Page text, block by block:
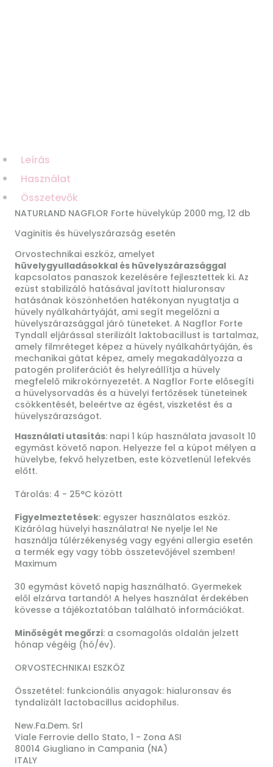
Leírás
Használat
Összetevők
NATURLAND NAGFLOR Forte hüvelykúp 2000 mg, 12 db
Vaginitis és hüvelyszárazság esetén
Orvostechnikai eszköz, amelyet
hüvelygyulladásokkal és hüvelyszárazsággal
kapcsolatos panaszok kezelésére fejlesztettek ki. Az
ezüst stabilizáló hatásával javított hialuronsav
hatásának köszönhetően hatékonyan nyugtatja a
hüvely nyálkahártyáját, ami segít megelőzni a
hüvelyszárazsággal járó tüneteket. A Nagflor Forte
Tyndall eljárással sterilizált laktobacillust is tartalmaz,
amely filmréteget képez a hüvely nyálkahártyáján, és
mechanikai gátat képez, amely megakadályozza a
patogén proliferációt és helyreállítja a hüvely
megfelelő mikrokörnyezetét. A Nagflor Forte elősegíti
a hüvelysorvadás és a hüvelyi fertőzések tüneteinek
csökkentését, beleértve az égést, viszketést és a
hüvelyszárazságot.
Használati utasítás: napi 1 kúp használata javasolt 10
egymást követő napon. Helyezze fel a kúpot mélyen a
hüvelybe, fekvő helyzetben, este közvetlenül lefekvés
előtt.
Tárolás: 4 - 25°C között
Figyelmeztetések: egyszer használatos eszköz.
Kizárólag hüvelyi használatra! Ne nyelje le! Ne
használja túlérzékenység vagy egyéni allergia esetén
a termék egy vagy több összetevőjével szemben!
Maximum
30 egymást követő napig használható. Gyermekek
elől elzárva tartandó! A helyes használat érdekében
kövesse a tájékoztatóban található információkat.
Minőségét megőrzi: a csomagolás oldalán jelzett
hónap végéig (hó/év).
ORVOSTECHNIKAI ESZKÖZ
Összetétel: funkcionális anyagok: hialuronsav és
tyndalizált lactobacillus acidophilus.
New.Fa.Dem. Srl
Viale Ferrovie dello Stato, 1 - Zona ASI
80014 Giugliano in Campania (NA)
ITALY